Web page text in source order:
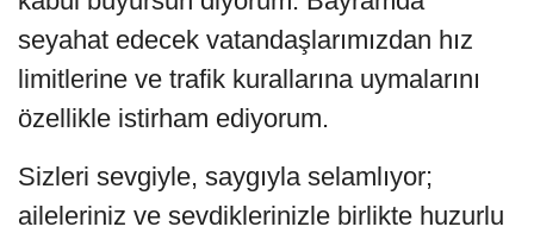
seyahat edecek vatandaşlarımızdan hız
limitlerine ve trafik kurallarına uymalarını
özellikle istirham ediyorum.
Sizleri sevgiyle, saygıyla selamlıyor;
aileleriniz ve sevdiklerinizle birlikte huzurlu